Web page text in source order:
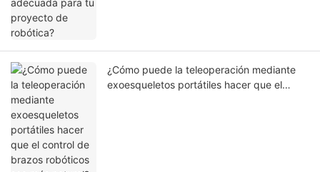
¿Cómo puede la teleoperación mediante
exoesqueletos portátiles hacer que el